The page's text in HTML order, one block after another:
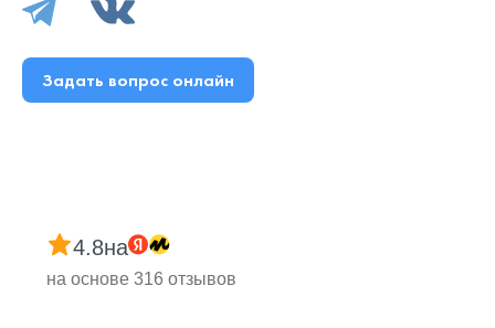
Задать вопрос онлайн
4.8на
на основе 316 отзывов